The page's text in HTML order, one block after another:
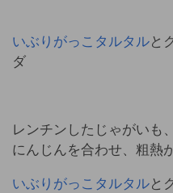
いぶりがっこタルタルと
ダ
レンチンしたじゃがいも
にんじんを合わせ、粗熱
いぶりがっこタルタルと